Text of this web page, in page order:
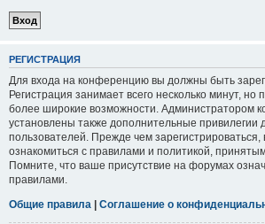
РЕГИСТРАЦИЯ
Для входа на конференцию вы должны быть
Регистрация занимает всего несколько минут, но
более широкие возможности. Администратором
установлены также дополнительные привилегии
пользователей. Прежде чем зарегистрироваться,
ознакомиться с правилами и политикой,
Помните, что ваше присутствие на форумах
правилами.
Общие правила | Соглашение о